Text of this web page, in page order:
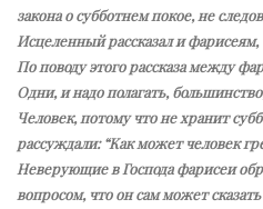
закона о субботнем покое, не
Исцеленный рассказал и
По поводу этого рассказа между
Одни, и надо полагать,
Человек, потому что не хранит
рассуждали: “Как может человек
Неверующие в Господа фарисеи
вопросом, что он сам может